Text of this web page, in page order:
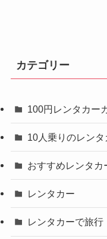
カテゴリー
100円レンタカー
10人乗りのレンタ
おすすめレンタカ
レンタカー
レンタカーで旅行